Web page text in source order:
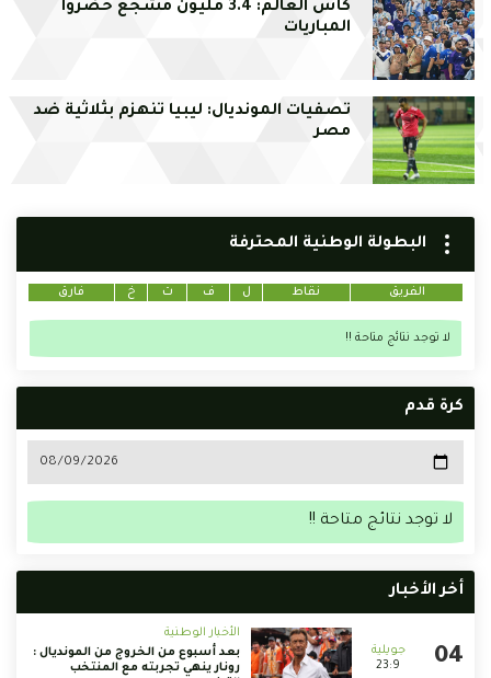
كأس العالم: 3.4 مليون مشجع حضروا
المباريات
تصفيات المونديال: ليبيا تنهزم بثلاثية ضد
مصر
البطولة الوطنية المحترفة
الفريق نقاط ل ف ت خ فارق
لا توجد نتائج متاحة !!
كرة قدم
لا توجد نتائج متاحة !!
أخر الأخبار
23:9
الأخبار الوطنية
بعد أسبوع من الخروج من المونديال :
رونار ينهي تجربته مع المنتخب